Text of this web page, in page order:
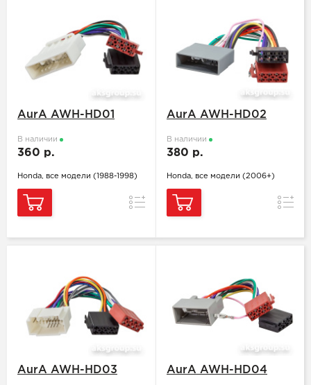
AurA AWH-HD01
В наличии
360 р.
Honda, все модели (1988-1998)
Сравнение
AurA AWH-HD02
В наличии
380 р.
Honda, все модели (2006+)
AurA AWH-HD03 AurA AWH-HD04